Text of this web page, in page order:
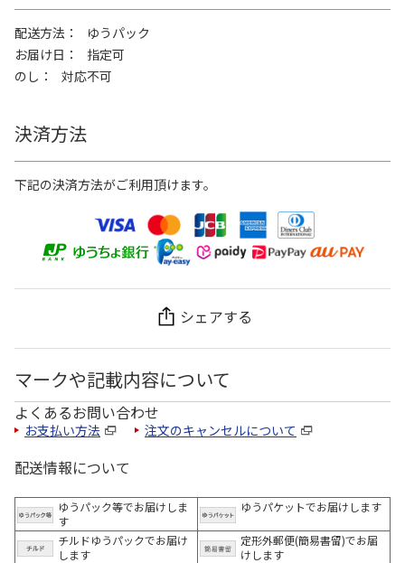
配送方法
ゆうパック
お届け日
指定可
のし
対応不可
決済方法
下記の決済方法がご利用頂けます。
シェアする
マークや記載内容について
よくあるお問い合わせ
お支払い方法 注文のキャンセルについて
配送情報について
ゆうパック等でお届けしま
す
ゆうパケットでお届けします
チルドゆうパックでお届け
します
定形外郵便(簡易書留)でお届
けします